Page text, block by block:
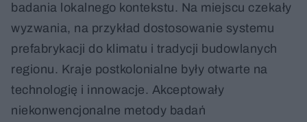
badania lokalnego kontekstu. Na miejscu czekały
wyzwania, na przykład dostosowanie systemu
prefabrykacji do klimatu i tradycji budowlanych
regionu. Kraje postkolonialne były otwarte na
technologię i innowacje. Akceptowały
niekonwencjonalne metody badań